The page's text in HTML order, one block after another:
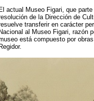
El actual Museo Figari, que
de la Dirección de
transferir en carácter
Nacional al Museo Figari, razón
está compuesto por
Regidor.